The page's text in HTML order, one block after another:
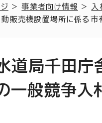
>事業者向け情報 > 入
動販売機設置場所に係る
水道局千田
一般競争入